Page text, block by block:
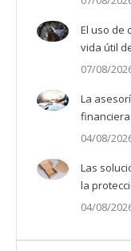
El uso de
vida útil
07/08/
La
04/08/
Las
la
04/08/